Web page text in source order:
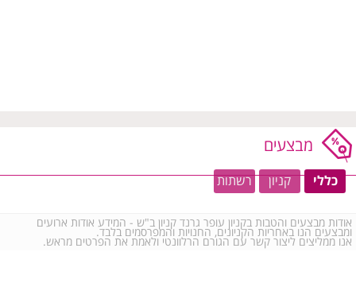
מבצעים
כללי קניון רשתות
אודות מבצעים והטבות בקניון עופר גרנד קניון ב"ש - המידע אודות ארועים
ומבצעים הנו באחריות הקניונים, החנויות והמפרסמים בלבד.
אנו ממליצים ליצור קשר עם הגורם הרלוונטי ולאמת את הפרטים מראש.